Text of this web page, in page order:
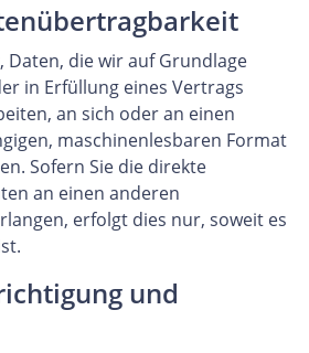
Daten, die wir auf Grundlage
in Erfüllung eines Vertrags
an sich oder an einen
maschinenlesbaren Format
Sofern Sie die direkte
an einen anderen
erfolgt dies nur, soweit es
und